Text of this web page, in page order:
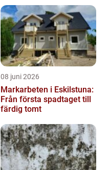
08 juni 2026
Markarbeten i Eskilstuna:
Från första spadtaget till
färdig tomt